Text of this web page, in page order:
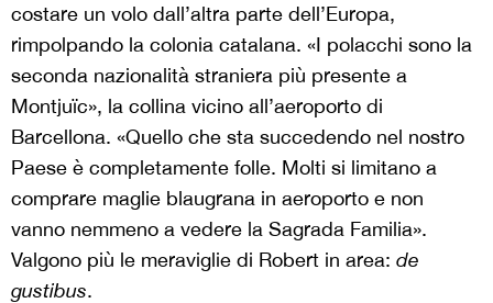
costare un volo dall’altra parte dell’Europa,
rimpolpando la colonia catalana. «I polacchi sono la
seconda nazionalità straniera più presente a
Montjuïc», la collina vicino all’aeroporto di
Barcellona. «Quello che sta succedendo nel nostro
Paese è completamente folle. Molti si limitano a
comprare maglie blaugrana in aeroporto e non
vanno nemmeno a vedere la Sagrada Familia».
Valgono più le meraviglie di Robert in area: de
gustibus.